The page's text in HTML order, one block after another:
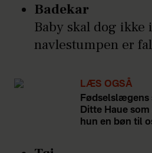
Badekar
Baby skal dog ikke
navlestumpen er
LÆS OGSÅ
Fødselslægens
Ditte Haue
hun en bøn til